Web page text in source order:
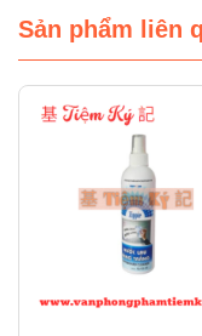
Sản phẩm liên